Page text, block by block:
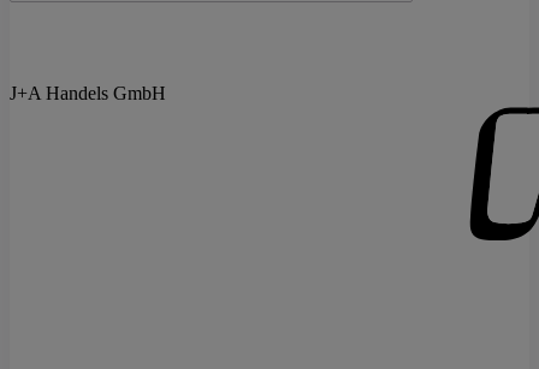
J+A Handels GmbH